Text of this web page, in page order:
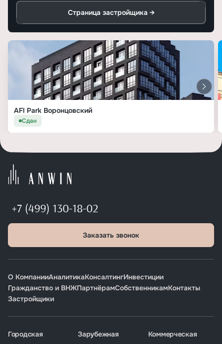
Страница застройщика →
AFI Park Воронцовский
Сдан
+7 (499) 130-18-02
Заказать звонок
О КомпанииАналитикаКонсалтингИнвестиции
Гражданство и ВНЖПартнёрамСобственникамКонтакты
Застройщики
Городская
Зарубежная
Коммерческая